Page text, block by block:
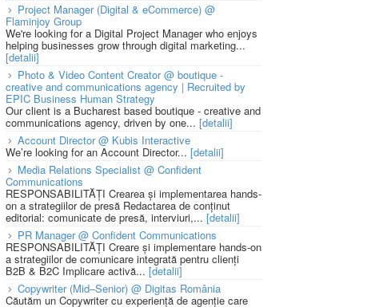
Project Manager (Digital & eCommerce) @
Flaminjoy Group
We're looking for a Digital Project Manager who enjoys
helping businesses grow through digital marketing...
[detalii]
Photo & Video Content Creator @ boutique -
creative and communications agency | Recruited by
EPIC Business Human Strategy
Our client is a Bucharest based boutique - creative and
communications agency, driven by one... [detalii]
Account Director @ Kubis Interactive
We’re looking for an Account Director... [detalii]
Media Relations Specialist @ Confident
Communications
RESPONSABILITĂȚI Crearea și implementarea hands-
on a strategiilor de presă Redactarea de conținut
editorial: comunicate de presă, interviuri,... [detalii]
PR Manager @ Confident Communications
RESPONSABILITĂȚI Creare și implementare hands-on
a strategiilor de comunicare integrată pentru clienți
B2B & B2C Implicare activă... [detalii]
Copywriter (Mid–Senior) @ Digitas România
Căutăm un Copywriter cu experiență de agenție care